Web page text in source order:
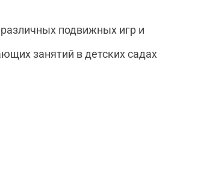
подвижных игр и
занятий в детских садах